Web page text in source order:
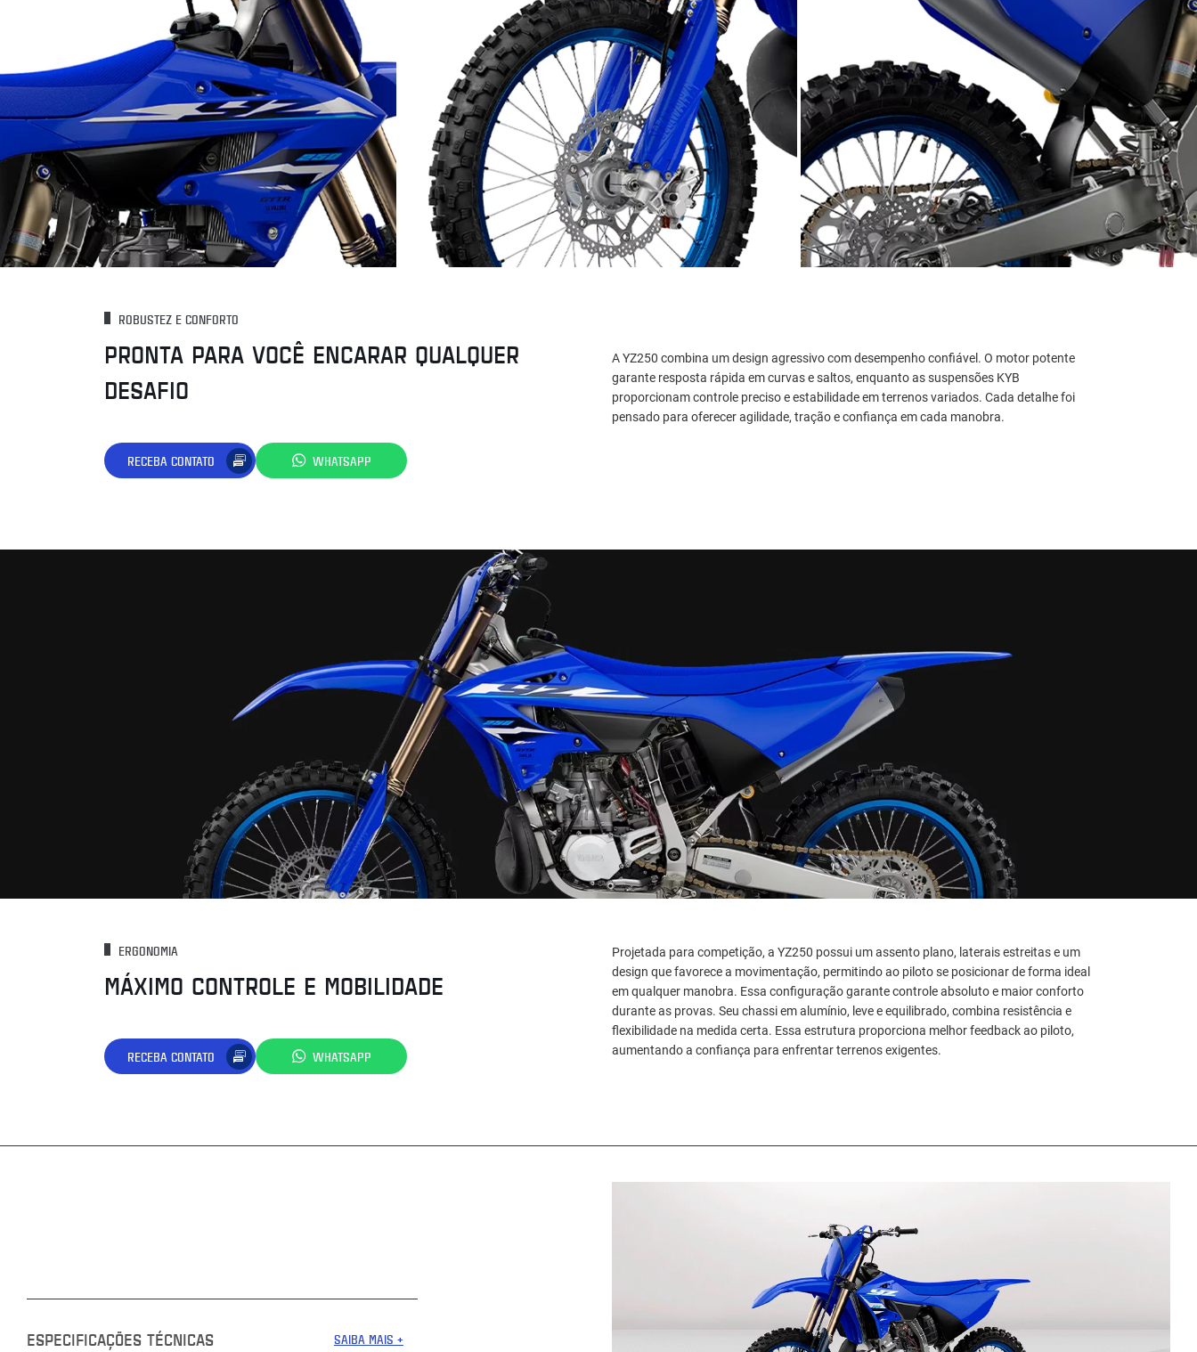
ROBUSTEZ E CONFORTO
PRONTA PARA VOCÊ ENCARAR QUALQUER
DESAFIO
RECEBA CONTATO WHATSAPP
A YZ250 combina um design agressivo com desempenho confiável. O motor potente
garante resposta rápida em curvas e saltos, enquanto as suspensões KYB
proporcionam controle preciso e estabilidade em terrenos variados. Cada detalhe foi
pensado para oferecer agilidade, tração e confiança em cada manobra.
ERGONOMIA
MÁXIMO CONTROLE E MOBILIDADE
RECEBA CONTATO WHATSAPP
Projetada para competição, a YZ250 possui um assento plano, laterais estreitas e um
design que favorece a movimentação, permitindo ao piloto se posicionar de forma ideal
em qualquer manobra. Essa configuração garante controle absoluto e maior conforto
durante as provas. Seu chassi em alumínio, leve e equilibrado, combina resistência e
flexibilidade na medida certa. Essa estrutura proporciona melhor feedback ao piloto,
aumentando a confiança para enfrentar terrenos exigentes.
ESPECIFICAÇÕES TÉCNICAS SAIBA MAIS +